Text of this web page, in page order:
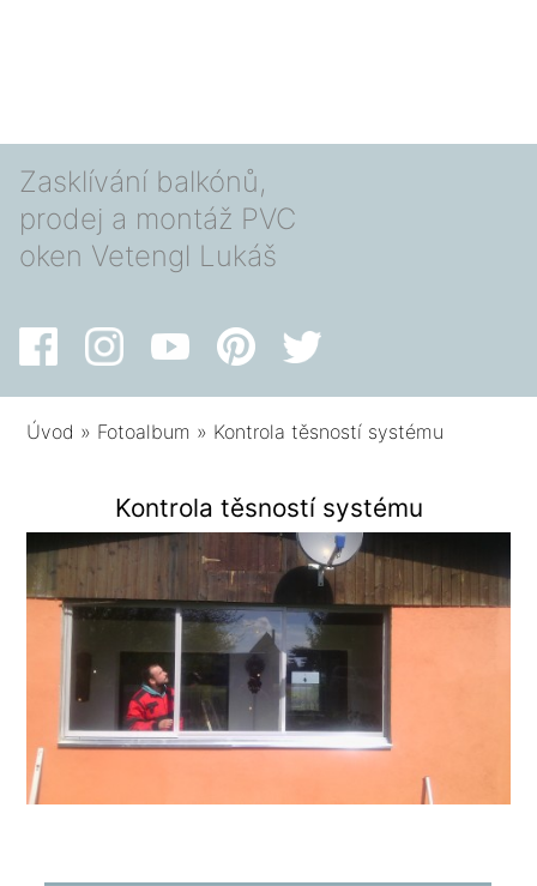
Zasklívání balkónů,
prodej a montáž PVC
oken Vetengl Lukáš
Úvod » Fotoalbum » Kontrola těsností systému
Kontrola těsností systému